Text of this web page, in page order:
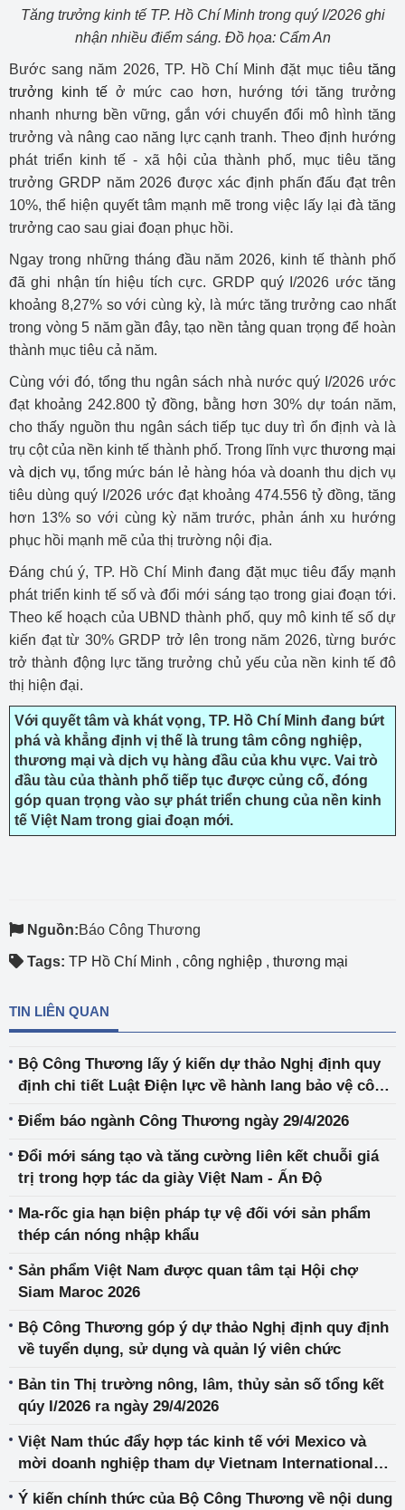
Tăng trưởng kinh tế TP. Hồ Chí Minh trong quý I/2026 ghi
nhận nhiều điểm sáng. Đồ họa: Cẩm An
Bước sang năm 2026, TP. Hồ Chí Minh đặt mục tiêu tăng
trưởng kinh tế ở mức cao hơn, hướng tới tăng trưởng
nhanh nhưng bền vững, gắn với chuyển đổi mô hình tăng
trưởng và nâng cao năng lực cạnh tranh. Theo định hướng
phát triển kinh tế - xã hội của thành phố, mục tiêu tăng
trưởng GRDP năm 2026 được xác định phấn đấu đạt trên
10%, thể hiện quyết tâm mạnh mẽ trong việc lấy lại đà tăng
trưởng cao sau giai đoạn phục hồi.
Ngay trong những tháng đầu năm 2026, kinh tế thành phố
đã ghi nhận tín hiệu tích cực. GRDP quý I/2026 ước tăng
khoảng 8,27% so với cùng kỳ, là mức tăng trưởng cao nhất
trong vòng 5 năm gần đây, tạo nền tảng quan trọng để hoàn
thành mục tiêu cả năm.
Cùng với đó, tổng thu ngân sách nhà nước quý I/2026 ước
đạt khoảng 242.800 tỷ đồng, bằng hơn 30% dự toán năm,
cho thấy nguồn thu ngân sách tiếp tục duy trì ổn định và là
trụ cột của nền kinh tế thành phố. Trong lĩnh vực thương mại
và dịch vụ, tổng mức bán lẻ hàng hóa và doanh thu dịch vụ
tiêu dùng quý I/2026 ước đạt khoảng 474.556 tỷ đồng, tăng
hơn 13% so với cùng kỳ năm trước, phản ánh xu hướng
phục hồi mạnh mẽ của thị trường nội địa.
Đáng chú ý, TP. Hồ Chí Minh đang đặt mục tiêu đẩy mạnh
phát triển kinh tế số và đổi mới sáng tạo trong giai đoạn tới.
Theo kế hoạch của UBND thành phố, quy mô kinh tế số dự
kiến đạt từ 30% GRDP trở lên trong năm 2026, từng bước
trở thành động lực tăng trưởng chủ yếu của nền kinh tế đô
thị hiện đại.
Với quyết tâm và khát vọng, TP. Hồ Chí Minh đang bứt
phá và khẳng định vị thế là trung tâm công nghiệp,
thương mại và dịch vụ hàng đầu của khu vực. Vai trò
đầu tàu của thành phố tiếp tục được củng cố, đóng
góp quan trọng vào sự phát triển chung của nền kinh
tế Việt Nam trong giai đoạn mới.
Nguồn:Báo Công Thương
Tags: TP Hồ Chí Minh , công nghiệp , thương mại
TIN LIÊN QUAN
Bộ Công Thương lấy ý kiến dự thảo Nghị định quy
định chi tiết Luật Điện lực về hành lang bảo vệ công
điện
Điểm báo ngành Công Thương ngày 29/4/2026
Đổi mới sáng tạo và tăng cường liên kết chuỗi giá
trị trong hợp tác da giày Việt Nam - Ấn Độ
Ma-rốc gia hạn biện pháp tự vệ đối với sản phẩm
thép cán nóng nhập khẩu
Sản phẩm Việt Nam được quan tâm tại Hội chợ
Siam Maroc 2026
Bộ Công Thương góp ý dự thảo Nghị định quy định
về tuyển dụng, sử dụng và quản lý viên chức
Bản tin Thị trường nông, lâm, thủy sản số tổng kết
qúy I/2026 ra ngày 29/4/2026
Việt Nam thúc đẩy hợp tác kinh tế với Mexico và
mời doanh nghiệp tham dự Vietnam International
Ý kiến chính thức của Bộ Công Thương về nội dung